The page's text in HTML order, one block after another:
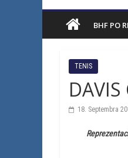
BHF PO
TENIS
18. Septembra